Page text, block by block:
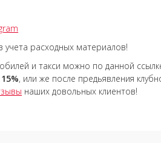
расходных материалов!
и такси можно по данной
, или же после предьявления
наших довольных клиентов!